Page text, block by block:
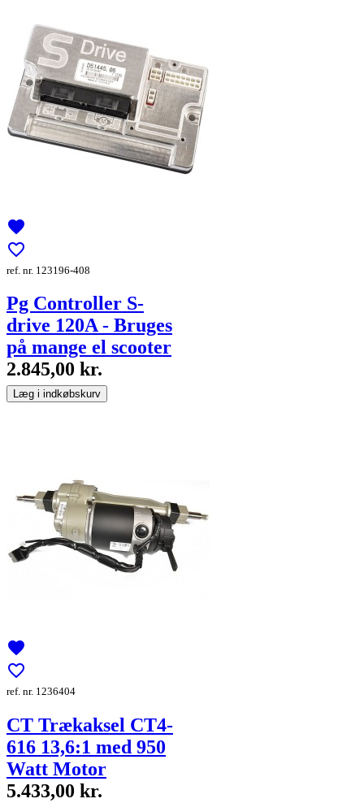
favorite
favorite_border
ref. nr. 123196-408
Pg Controller S-
drive 120A - Bruges
på mange el scooter
2.845,00 kr.
Læg i indkøbskurv
favorite
favorite_border
ref. nr. 1236404
CT Trækaksel CT4-
616 13,6:1 med 950
Watt Motor
5.433,00 kr.